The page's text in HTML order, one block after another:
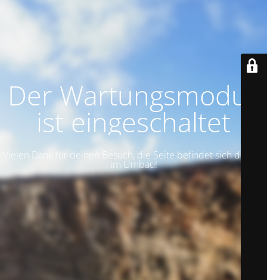
Der Wartungsmodus
ist eingeschaltet
Vielen Dank für deinen Besuch, die Seite befindet sich derzeit
im Umbau!